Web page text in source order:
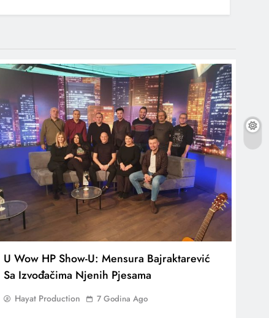
U Wow HP Show-U: Mensura Bajraktarević
Sa Izvođačima Njenih Pjesama
Hayat Production 7 Godina Ago